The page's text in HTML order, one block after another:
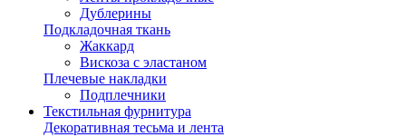
Дублерины
Подкладочная ткань
Жаккард
Вискоза с эластаном
Плечевые накладки
Подплечники
Текстильная фурнитура
Декоративная тесьма и лента